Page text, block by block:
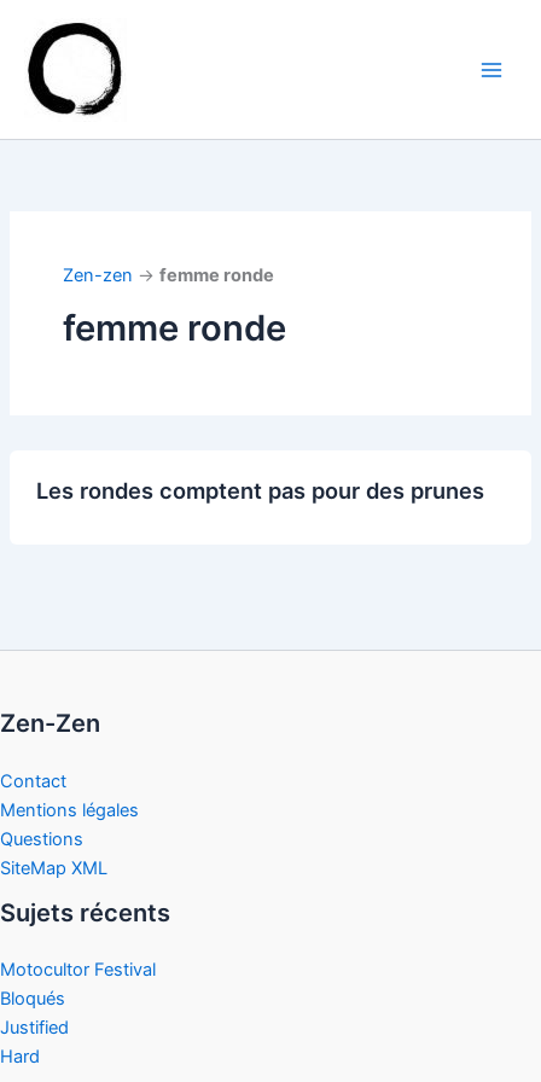
contenu
Zen-zen → femme ronde
femme ronde
Les rondes comptent pas pour des prunes
Zen-Zen
Contact
Mentions légales
Questions
SiteMap XML
Sujets récents
Motocultor Festival
Bloqués
Justified
Hard